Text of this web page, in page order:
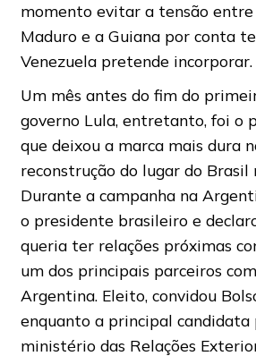
momento evitar a tensão entre
Maduro e a Guiana por conta
Venezuela pretende incorporar.
Um mês antes do fim do
governo Lula, entretanto, foi o
que deixou a marca mais dura
reconstrução do lugar do Brasil
Durante a campanha na
o presidente brasileiro e
queria ter relações próximas
um dos principais parceiros
Argentina. Eleito, convidou
enquanto a principal candidata
ministério das Relações